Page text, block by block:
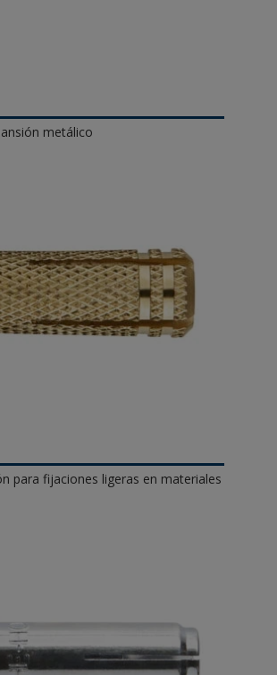
metálico
para fijaciones ligeras en materiales